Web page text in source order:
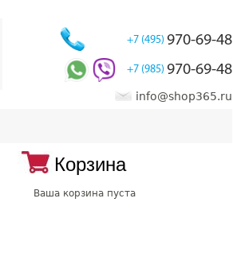
+7 (495) 970-69-48
+7 (985) 970-69-48
info@shop365.ru
Корзина
Ваша корзина пуста